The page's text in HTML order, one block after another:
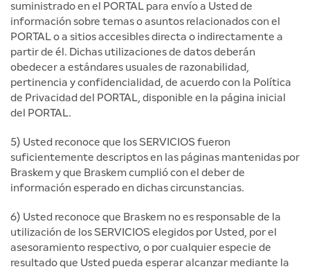
suministrado en el PORTAL para envío a Usted de
información sobre temas o asuntos relacionados con el
PORTAL o a sitios accesibles directa o indirectamente a
partir de él. Dichas utilizaciones de datos deberán
obedecer a estándares usuales de razonabilidad,
pertinencia y confidencialidad, de acuerdo con la Política
de Privacidad del PORTAL, disponible en la página inicial
del PORTAL.
5) Usted reconoce que los SERVICIOS fueron
suficientemente descriptos en las páginas mantenidas por
Braskem y que Braskem cumplió con el deber de
información esperado en dichas circunstancias.
6) Usted reconoce que Braskem no es responsable de la
utilización de los SERVICIOS elegidos por Usted, por el
asesoramiento respectivo, o por cualquier especie de
resultado que Usted pueda esperar alcanzar mediante la